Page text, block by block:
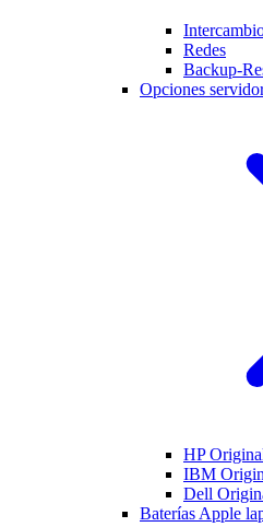
Redes
Backup-
Opciones
HP
IBM
Dell
Baterías Apple